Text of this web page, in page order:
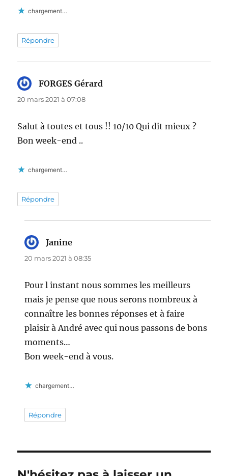
chargement…
Répondre
FORGES Gérard
20 mars 2021 à 07:08
Salut à toutes et tous !! 10/10 Qui dit mieux ?
Bon week-end ..
chargement…
Répondre
Janine
20 mars 2021 à 08:35
Pour l instant nous sommes les meilleurs
mais je pense que nous serons nombreux à
connaître les bonnes réponses et à faire
plaisir à André avec qui nous passons de bons
moments…
Bon week-end à vous.
chargement…
Répondre